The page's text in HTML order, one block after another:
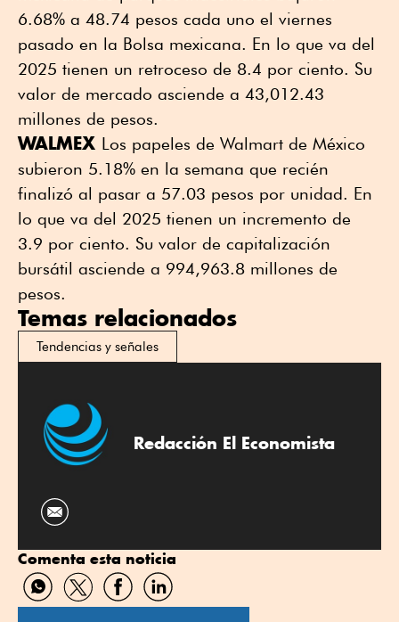
6.68% a 48.74 pesos cada uno el viernes
pasado en la Bolsa mexicana. En lo que va del
2025 tienen un retroceso de 8.4 por ciento. Su
valor de mercado asciende a 43,012.43
millones de pesos.
WALMEX Los papeles de Walmart de México
subieron 5.18% en la semana que recién
finalizó al pasar a 57.03 pesos por unidad. En
lo que va del 2025 tienen un incremento de
3.9 por ciento. Su valor de capitalización
bursátil asciende a 994,963.8 millones de
pesos.
Temas relacionados
Tendencias y señales
Redacción El Economista
Comenta esta noticia
Compartir
por
Compartir
por
Compartir
por
Compartir
por